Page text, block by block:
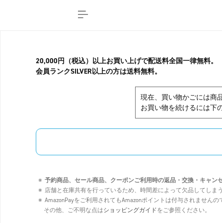
20,000円（税込）以上お買い上げで配送料全国一律無料。
会員ランクSILVER以上の方は送料無料。
現在、買い物かごには商
お買い物を続けるには下
予約商品、セール商品、クーポンご利用時の返品・交換・キャン
店舗と在庫共有を行っているため、時間差によって欠品してしま
AmazonPayをご利用されてもAmazonポイントは付与されませんの
その他、ご不明な点はショッピングガイドをご参照ください。